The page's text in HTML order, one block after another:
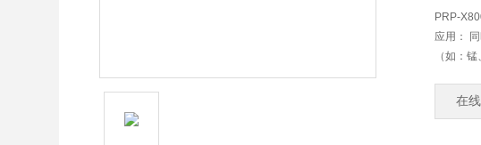
PRP-
应用：
（如：
在